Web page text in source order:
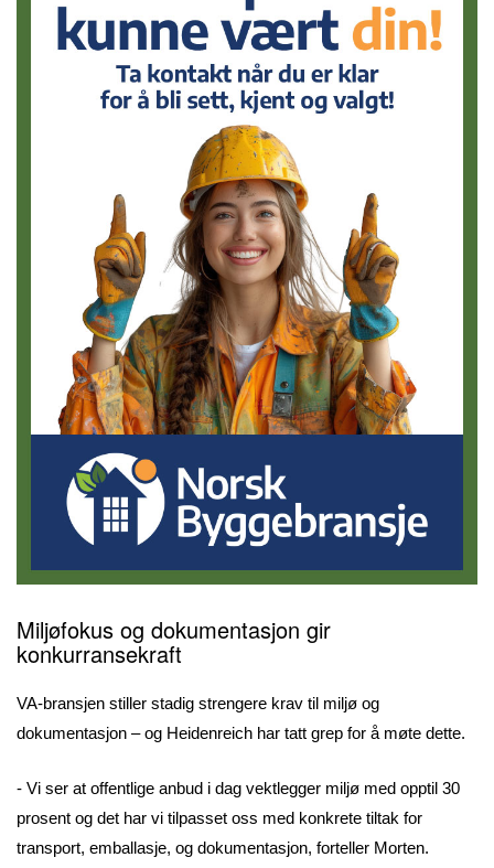
Miljøfokus og dokumentasjon gir
konkurransekraft
VA-bransjen stiller stadig strengere krav til miljø og
dokumentasjon – og Heidenreich har tatt grep for å møte dette.
- Vi ser at offentlige anbud i dag vektlegger miljø med opptil 30
prosent og det har vi tilpasset oss med konkrete tiltak for
transport, emballasje, og dokumentasjon, forteller Morten.